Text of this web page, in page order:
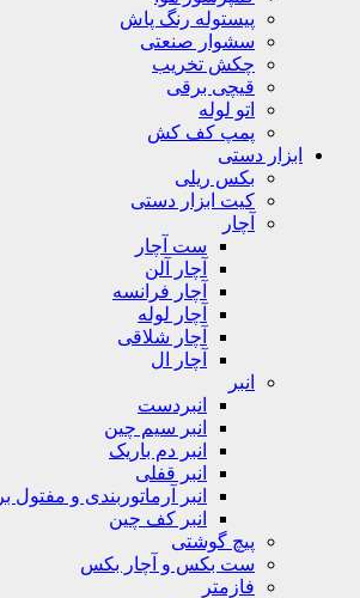
پیستوله رنگ پاش
سشوار صنعتی
چکش تخریب
قیچی برقی
اتو لوله
پمپ کف کش
ابزار دستی
بکس ریلی
کیت ابزار دستی
آچار
ست آچار
آچار آلن
آچار فرانسه
آچار لوله
آچار شلاقی
آچار ال
انبر
انبردست
انبر سیم چین
انبر دم باریک
انبر قفلی
انبر آرماتوربندی و مفتول بر
انبر کف چین
پیچ گوشتی
ست بکس و آچار بکس
فازمتر